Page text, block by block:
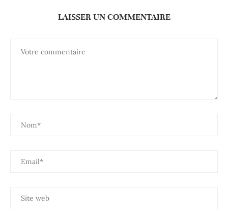
LAISSER UN COMMENTAIRE